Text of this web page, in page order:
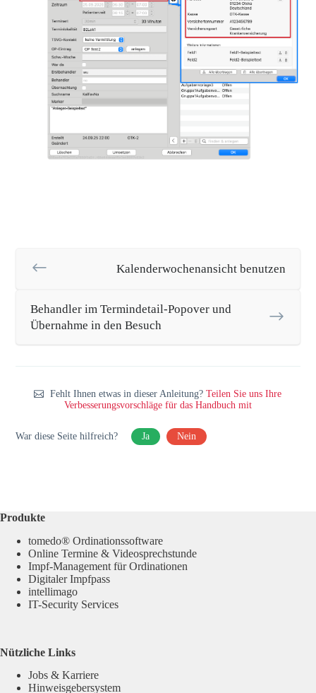
Kalenderwochenansicht benutzen
Behandler im Termindetail-Popover und
Übernahme in den Besuch
Fehlt Ihnen etwas in dieser Anleitung?Teilen Sie uns Ihre
Verbesserungsvorschläge für das Handbuch mit
War diese Seite hilfreich? Ja Nein
Produkte
tomedo® Ordinationssoftware
Online Termine & Videosprechstunde
Impf-Management für Ordinationen
Digitaler Impfpass
intellimago
IT-Security Services
Nützliche Links
Jobs & Karriere
Hinweisgebersystem